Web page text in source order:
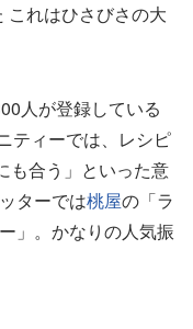
これはひさびさの大
人が登録している
ティーでは、レシピ
も合う」といった意
ターでは桃屋の「ラ
」。かなりの人気振